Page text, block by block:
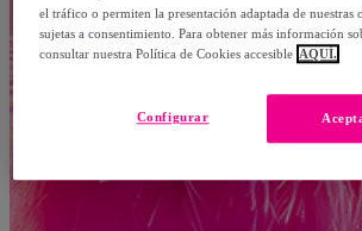
el tráfico o permiten la presentación adaptada de nuestras
sujetas a consentimiento. Para obtener más información
consultar nuestra Política de Cookies accesible AQUÍ.
Configurar